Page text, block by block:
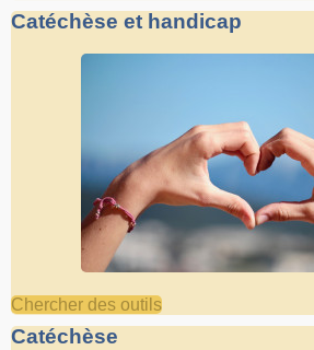
Catéchèse et handicap
Chercher des outils
Catéchèse